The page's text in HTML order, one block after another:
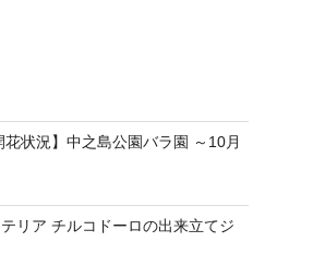
状況】中之島公園バラ園 ～10月
リア チルコドーロの出来立てジ